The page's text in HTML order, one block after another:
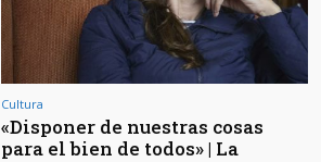
Cultura
«Disponer de nuestras cosas
para el bien de todos» | La